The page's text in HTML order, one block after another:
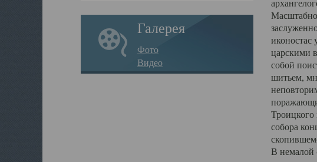
Галерея
Фото
Видео
царскими
собой
шитьем,
Троицкого
собора
В немалой